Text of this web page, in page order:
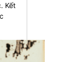
Kết